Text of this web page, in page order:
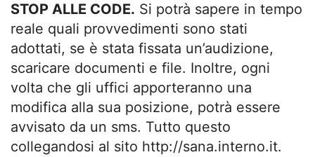
STOP ALLE CODE. Si potrà sapere in tempo
reale quali provvedimenti sono stati
adottati, se è stata fissata un’audizione,
scaricare documenti e file. Inoltre, ogni
volta che gli uffici apporteranno una
modifica alla sua posizione, potrà essere
avvisato da un sms. Tutto questo
collegandosi al sito http://sana.interno.it.